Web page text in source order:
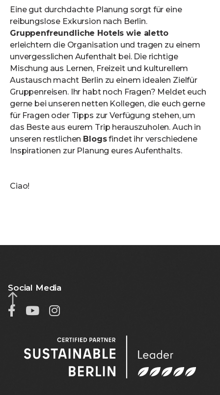
Eine gut durchdachte Planung sorgt für eine
reibungslose Exkursion nach Berlin.
Gruppenfreundliche Hotels wie aletto
erleichtern die Organisation und tragen zu einem
unvergesslichen Aufenthalt bei. Die richtige
Mischung aus Lernen, Freizeit und kulturellem
Austausch macht Berlin zu einem idealen Zielfür
Gruppenreisen. Ihr habt noch Fragen? Meldet euch
gerne bei unseren netten Kollegen, die euch gerne
für Fragen oder Tipps zur Verfügung stehen, um
das Beste aus eurem Trip herauszuholen. Auch in
unseren restlichen Blogsfindet ihr verschiedene
Inspirationen zur Planung eures Aufenthalts.
Ciao!
Social Media
  